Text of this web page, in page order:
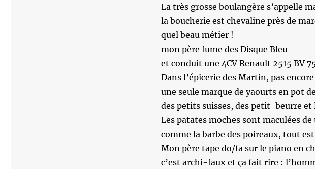
La très grosse boulangère s’appelle
la boucherie est chevaline près de
quel beau métier !
mon père fume des Disque Bleu
et conduit une 4CV Renault 2515 BV
Dans l’épicerie des Martin, pas
une seule marque de yaourts en pot
des petits suisses, des petit-beurre
Les patates moches sont maculées de
comme la barbe des poireaux, tout
Mon père tape do/fa sur le piano en
c’est archi-faux et ça fait rire :